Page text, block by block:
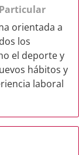
Particular
orientada a
los
el deporte y
hábitos y
laboral